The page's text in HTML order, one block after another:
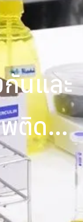
นและ
ติด
“แน็พ